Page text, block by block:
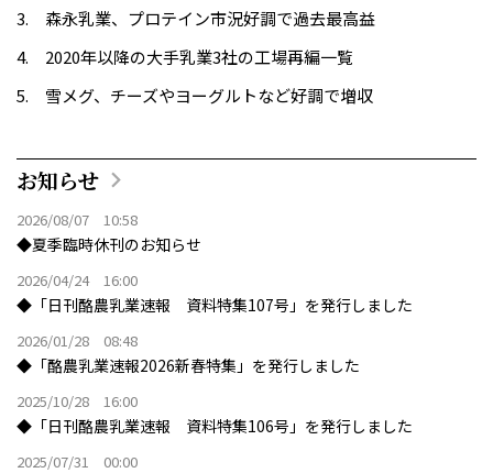
森永乳業、プロテイン市況好調で過去最高益
2020年以降の大手乳業3社の工場再編一覧
雪メグ、チーズやヨーグルトなど好調で増収
お知らせ
2026/08/07 10:58
◆夏季臨時休刊のお知らせ
2026/04/24 16:00
◆「日刊酪農乳業速報 資料特集107号」を発行しました
2026/01/28 08:48
◆「酪農乳業速報2026新春特集」を発行しました
2025/10/28 16:00
◆「日刊酪農乳業速報 資料特集106号」を発行しました
2025/07/31 00:00